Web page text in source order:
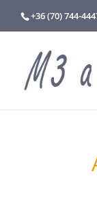
+36 (70) 744-